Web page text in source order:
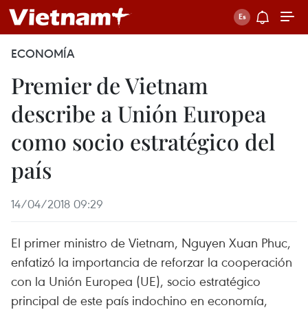
ECONOMÍA
Premier de Vietnam
describe a Unión Europea
como socio estratégico del
país
14/04/2018 09:29
El primer ministro de Vietnam, Nguyen Xuan Phuc,
enfatizó la importancia de reforzar la cooperación
con la Unión Europea (UE), socio estratégico
principal de este país indochino en economía,